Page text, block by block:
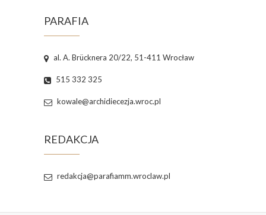
PARAFIA
al. A. Brücknera 20/22, 51-411 Wrocław
515 332 325
kowale@archidiecezja.wroc.pl
REDAKCJA
redakcja@parafiamm.wroclaw.pl